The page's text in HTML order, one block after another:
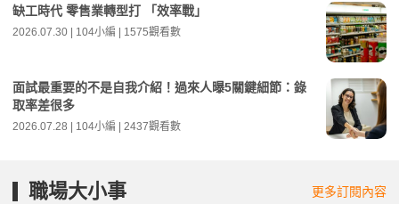
缺工時代 零售業轉型打 「效率戰」
2026.07.30 | 104小編 | 1575觀看數
面試最重要的不是自我介紹！過來人曝5關鍵細節：錄
取率差很多
2026.07.28 | 104小編 | 2437觀看數
職場大小事 更多訂閱內容